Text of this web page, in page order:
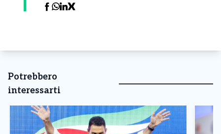
Potrebbero
interessarti